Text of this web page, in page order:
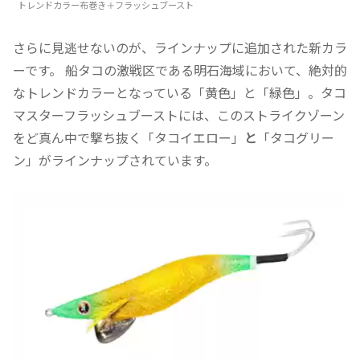
トレンドカラー布巻き＋フラッシュブースト
さらに見逃せないのが、ラインナップに追加された新カラ
ーです。 船タコの激戦区である明石海域において、絶対的
なトレンドカラーとなっている「黄色」と「緑色」。タコ
マスターフラッシュブーストには、このストライクゾーン
をど真ん中で撃ち抜く「タコイエロー」 と 「タコグリー
ン」がラインナップされています。